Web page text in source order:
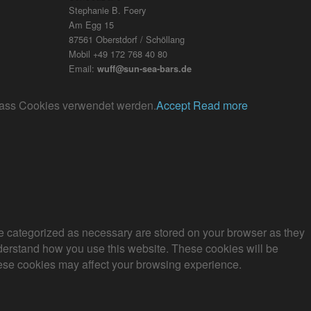
Stephanie B. Foery
Am Egg 15
87561 Oberstdorf / Schöllang
Mobil +49 172 768 40 80
Email: wuff@sun-sea-bars.de
Cookies verwendet werden.Accept Read more
as necessary are stored on your browser as they
how you use this website. These cookies will be
cookies may affect your browsing experience.